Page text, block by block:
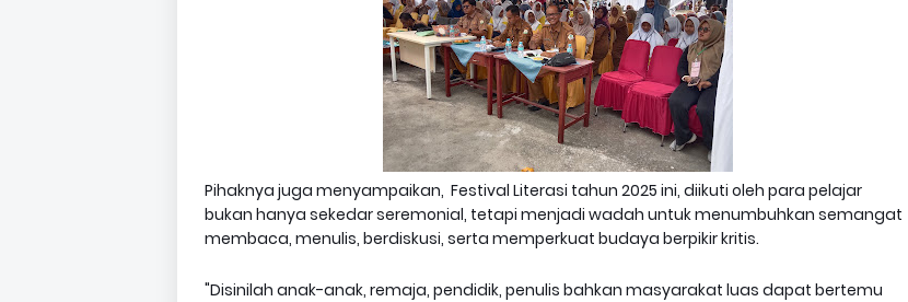
Pihaknya juga menyampaikan, Festival Literasi tahun 2025 ini, diikuti oleh para pelajar
bukan hanya sekedar seremonial, tetapi menjadi wadah untuk menumbuhkan semangat
membaca, menulis, berdiskusi, serta memperkuat budaya berpikir kritis.
"Disinilah anak-anak, remaja, pendidik, penulis bahkan masyarakat luas dapat bertemu